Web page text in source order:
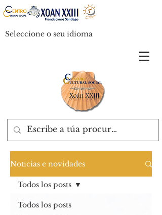
Seleccione o seu idioma
Noticias e novidades
Todos los posts
Todos los posts